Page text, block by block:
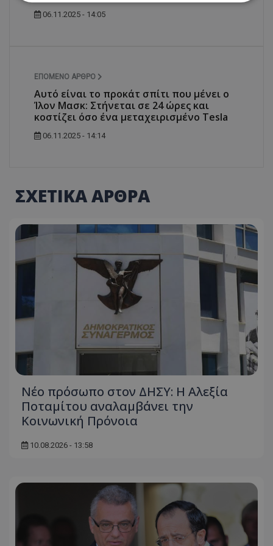
06.11.2025 - 14:05
ΕΠΌΜΕΝΟ ΆΡΘΡΟ
Αυτό είναι το προκάτ σπίτι που μένει o
Ίλον Μασκ: Στήνεται σε 24 ώρες και
κοστίζει όσο ένα μεταχειρισμένο Tesla
06.11.2025 - 14:14
ΣΧΕΤΙΚΑ ΑΡΘΡΑ
Νέο πρόσωπο στον ΔΗΣΥ: Η Αλεξία
Ποταμίτου αναλαμβάνει την
Κοινωνική Πρόνοια
10.08.2026 - 13:58
βασικές λειτουργίες του ιστότοπου, όπως τη
σύνδεση χρήστη και τη διαχείριση λογαριασμού.
Ο ιστότοπος δεν μπορεί να χρησιμοποιηθεί σωστά
χωρίς τα απολύτως απαραίτητα cookies.
Ονοματεπώνυμο
ASP.NET_SessionId
Microsoft Corporation